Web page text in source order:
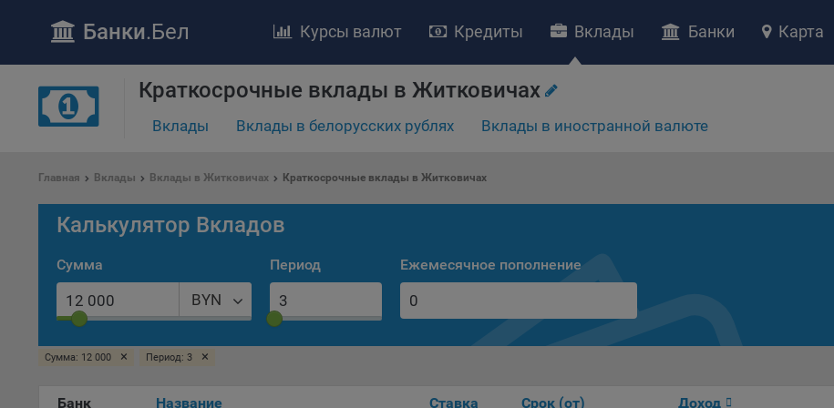
ПОЛОЖЕНИЕ «О политике обработки файлов cookie»
Общество с ограниченной ответственностью «Майфин» (далее –
«Политика»
Беларусь от 7 мая 2021 г. № 99-З «О защите персональных данных» (далее –
«Закон»
файлы cookie, а также каким образом пользователи могут контролировать
Банки.Бел Курсы валют Кредиты Вклады Банки Карта
Краткосрочные вклады в Житковичах
Вклады Вклады в белорусских рублях Вклады в иностранной валюте
Главная Вклады Вклады в Житковичах Краткосрочные вклады в Житковичах
Калькулятор Вкладов
Сумма
BYN
Период Ежемесячное пополнение
Сумма: 12 000 × Период: 3 ×
Банк Название Ставка Срок (от) Доход